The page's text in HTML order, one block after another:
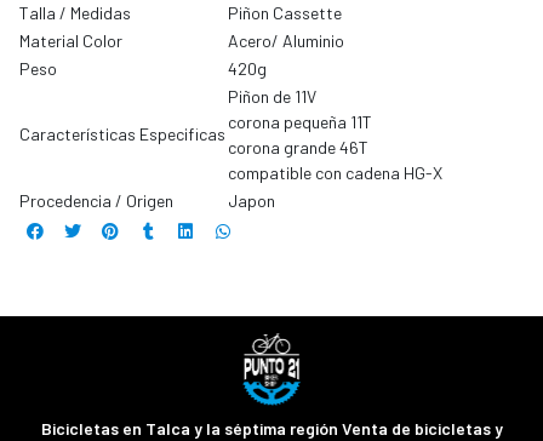
Talla / Medidas
Piñon Cassette
Material Color
Acero/ Aluminio
Peso
420g
Características Especificas
Piñon de 11V
corona pequeña 11T
corona grande 46T
compatible con cadena HG-X
Procedencia / Origen
Japon
Bicicletas en Talca y la séptima región Venta de bicicletas y